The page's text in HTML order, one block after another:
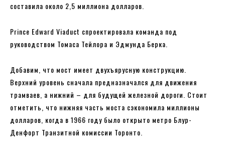
составила около 2,5 миллиона долларов.
Prince Edward Viaduct спроектировала команда под
руководством Томаса Тейлора и Эдмунда Берка.
Добавим, что мост имеет двухъярусную конструкцию.
Верхний уровень сначала предназначался для движения
трамваев, а нижний – для будущей железной дороги. Стоит
отметить, что нижняя часть моста сэкономила миллионы
долларов, когда в 1966 году было открыто метро Блур-
Денфорт Транзитной комиссии Торонто.